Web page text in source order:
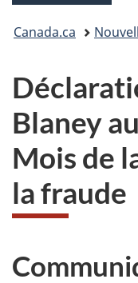
Vous
ici :
Canada.ca
Blaney
Mois de
la fraude